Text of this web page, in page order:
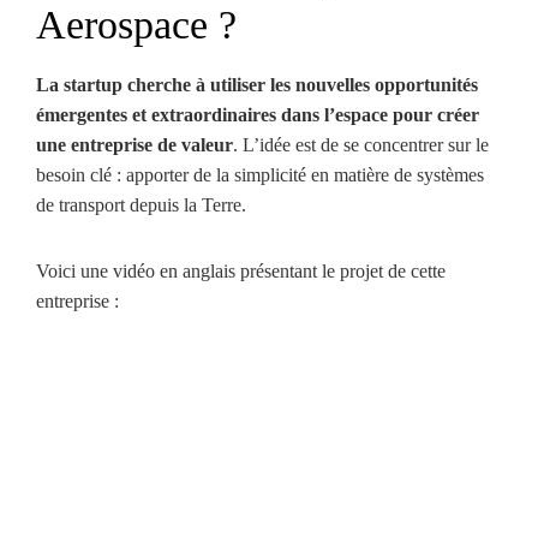
Aerospace ?
La startup cherche à utiliser les nouvelles opportunités
émergentes et extraordinaires dans l’espace pour créer
une entreprise de valeur. L’idée est de se concentrer sur le
besoin clé : apporter de la simplicité en matière de systèmes
de transport depuis la Terre.
Voici une vidéo en anglais présentant le projet de cette
entreprise :